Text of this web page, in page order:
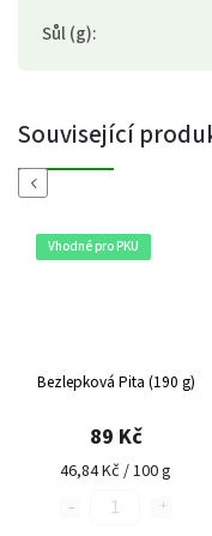
Sůl (g):
Související
Previous
Vhodné pro PKU
Bezlepková Pita (190 g)
89 Kč
46,84 Kč / 100 g